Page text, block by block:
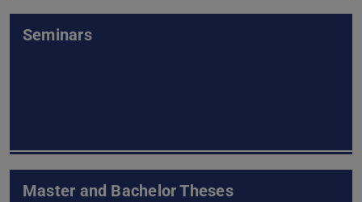
Seminars
Master and Bachelor Theses